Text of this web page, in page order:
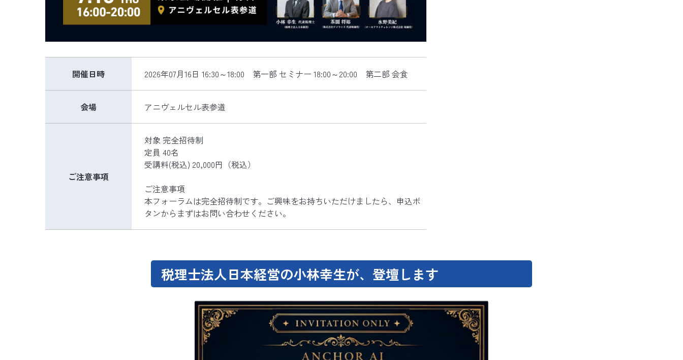
開催日時 2026年07月16日 16:30～18:00 第一部 セミナー 18:00～20:00 第二部 会食
会場 アニヴェルセル表参道
ご注意事項
対象 完全招待制
定員 40名
受講料(税込) 20,000円（税込）
ご注意事項
本フォーラムは完全招待制です。ご興味をお持ちいただけましたら、申込ボ
タンからまずはお問い合わせください。
税理士法人日本経営の小林幸生が、登壇します